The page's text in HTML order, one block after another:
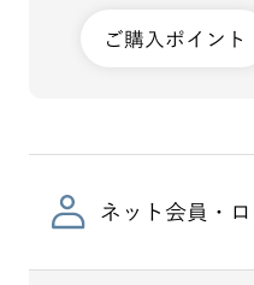
ご購入ポイント
ネット会員・